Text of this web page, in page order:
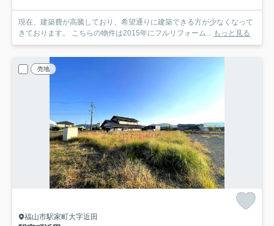
現在、建築費が高騰しており、希望通りに建築できる方が少なくなって
きております。 こちらの物件は2015年にフルリフォーム... もっと見る
売地
福山市駅家町大字近田